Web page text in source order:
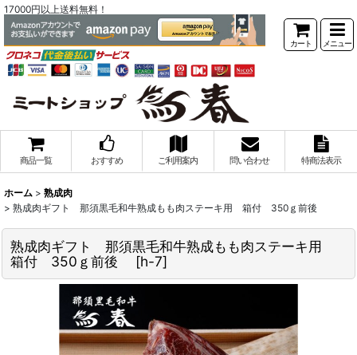
17000円以上送料無料！
カート メニュー
商品一覧 おすすめ ご利用案内 問い合わせ 特商法表示
ホーム > 熟成肉
> 熟成肉ギフト 那須黒毛和牛熟成もも肉ステーキ用 箱付 350ｇ前後
熟成肉ギフト 那須黒毛和牛熟成もも肉ステーキ用
箱付 350ｇ前後
[h-7]